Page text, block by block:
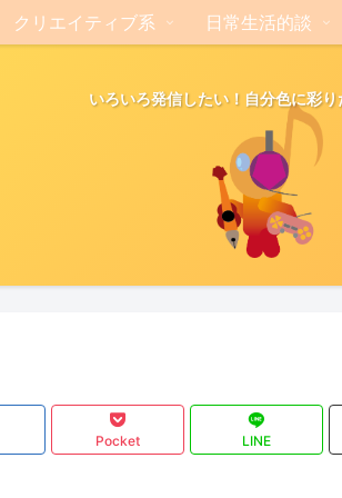
いろいろ発信したい！自分色に彩
クリエイティブ系 日常生活的談
Pocket LINE